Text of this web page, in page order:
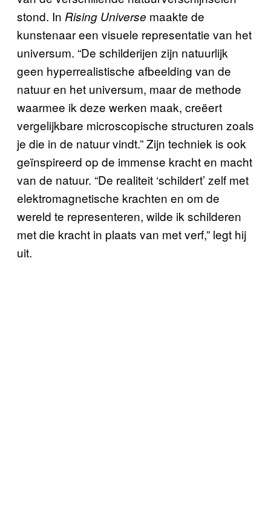
stond. In Rising Universe maakte de
kunstenaar een visuele representatie van het
universum. “De schilderijen zijn natuurlijk
geen hyperrealistische afbeelding van de
natuur en het universum, maar de methode
waarmee ik deze werken maak, creëert
vergelijkbare microscopische structuren zoals
je die in de natuur vindt.” Zijn techniek is ook
geïnspireerd op de immense kracht en macht
van de natuur. “De realiteit ‘schildert’ zelf met
elektromagnetische krachten en om de
wereld te representeren, wilde ik schilderen
met die kracht in plaats van met verf,” legt hij
uit.